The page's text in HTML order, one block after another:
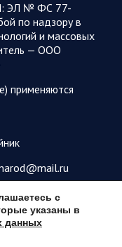
РФ 8
населенный
Российские
поразили…
по объектам в 8
насчитал
из которых
ЭЛ № ФС 77-
по надзору в
и массовых
— ООО
применяются
с
указаны в
данных